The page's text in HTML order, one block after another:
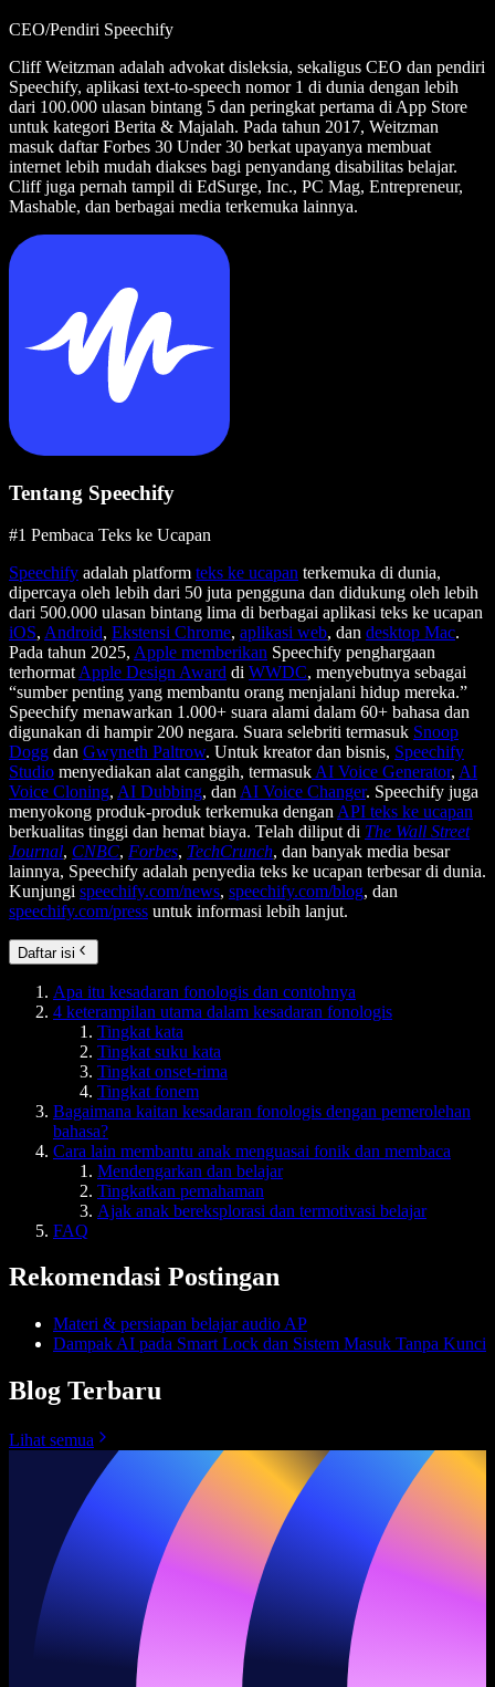
CEO/Pendiri Speechify
Cliff Weitzman adalah advokat disleksia, sekaligus CEO dan pendiri
Speechify, aplikasi text-to-speech nomor 1 di dunia dengan lebih
dari 100.000 ulasan bintang 5 dan peringkat pertama di App Store
untuk kategori Berita & Majalah. Pada tahun 2017, Weitzman
masuk daftar Forbes 30 Under 30 berkat upayanya membuat
internet lebih mudah diakses bagi penyandang disabilitas belajar.
Cliff juga pernah tampil di EdSurge, Inc., PC Mag, Entrepreneur,
Mashable, dan berbagai media terkemuka lainnya.
Tentang Speechify
#1 Pembaca Teks ke Ucapan
Speechify adalah platform teks ke ucapan terkemuka di dunia,
dipercaya oleh lebih dari 50 juta pengguna dan didukung oleh lebih
dari 500.000 ulasan bintang lima di berbagai aplikasi teks ke ucapan
iOS, Android, Ekstensi Chrome, aplikasi web, dan desktop Mac.
Pada tahun 2025, Apple memberikan Speechify penghargaan
terhormat Apple Design Award di WWDC, menyebutnya sebagai
“sumber penting yang membantu orang menjalani hidup mereka.”
Speechify menawarkan 1.000+ suara alami dalam 60+ bahasa dan
digunakan di hampir 200 negara. Suara selebriti termasuk Snoop
Dogg dan Gwyneth Paltrow. Untuk kreator dan bisnis, Speechify
Studio menyediakan alat canggih, termasuk AI Voice Generator, AI
Voice Cloning, AI Dubbing, dan AI Voice Changer. Speechify juga
menyokong produk-produk terkemuka dengan API teks ke ucapan
berkualitas tinggi dan hemat biaya. Telah diliput di The Wall Street
Journal, CNBC, Forbes, TechCrunch, dan banyak media besar
lainnya, Speechify adalah penyedia teks ke ucapan terbesar di dunia.
Kunjungi speechify.com/news, speechify.com/blog, dan
speechify.com/press untuk informasi lebih lanjut.
Daftar isi
Apa itu kesadaran fonologis dan contohnya
4 keterampilan utama dalam kesadaran fonologis
Tingkat kata
Tingkat suku kata
Tingkat onset-rima
Tingkat fonem
Bagaimana kaitan kesadaran fonologis dengan pemerolehan
bahasa?
Cara lain membantu anak menguasai fonik dan membaca
Mendengarkan dan belajar
Tingkatkan pemahaman
Ajak anak bereksplorasi dan termotivasi belajar
FAQ
Rekomendasi Postingan
Materi & persiapan belajar audio AP
Dampak AI pada Smart Lock dan Sistem Masuk Tanpa Kunci
Blog Terbaru
Lihat semua